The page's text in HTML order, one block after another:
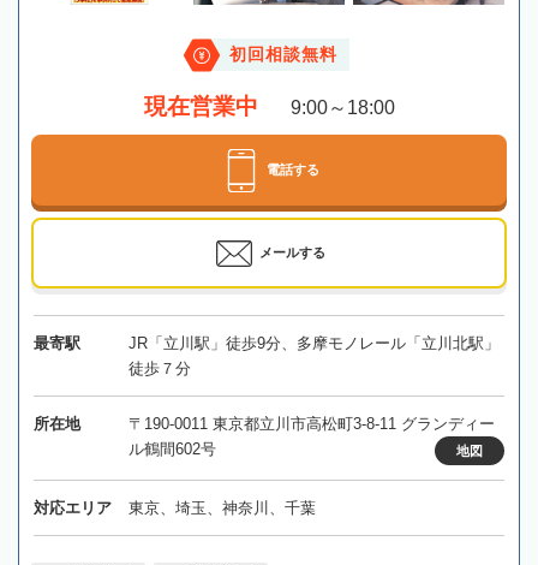
初回相談無料
現在営業中 9:00～18:00
電話する
メールする
最寄駅
JR「立川駅」徒歩9分、多摩モノレール「立川北駅」
徒歩７分
所在地
〒190-0011 東京都立川市高松町3-8-11 グランディー
ル鶴間602号
地図
対応エリア 東京、埼玉、神奈川、千葉